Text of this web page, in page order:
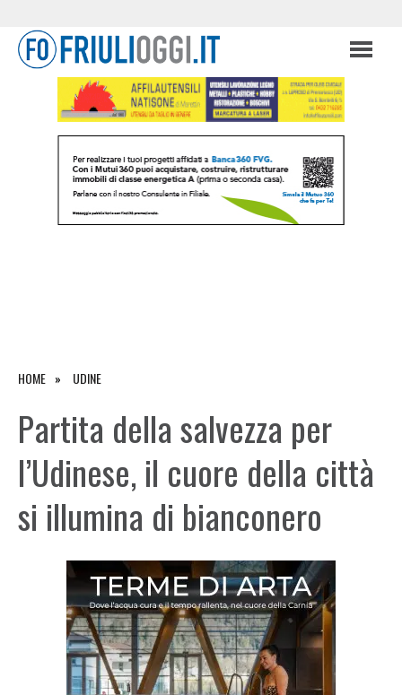
HOME UDINE
Partita della salvezza per
l’Udinese, il cuore della città
si illumina di bianconero